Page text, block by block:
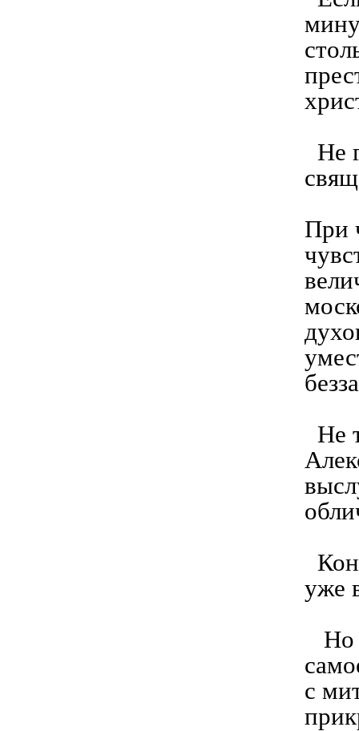
Не
При
Не
уже
Но
с